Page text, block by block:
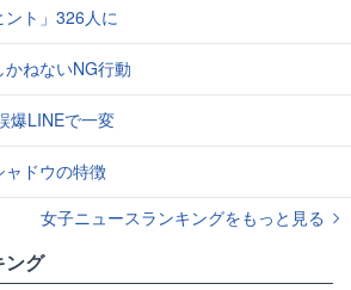
ント」326人に
ねないNG行動
爆LINEで一変
ドウの特徴
女子ニュースランキングをもっと見る
ング